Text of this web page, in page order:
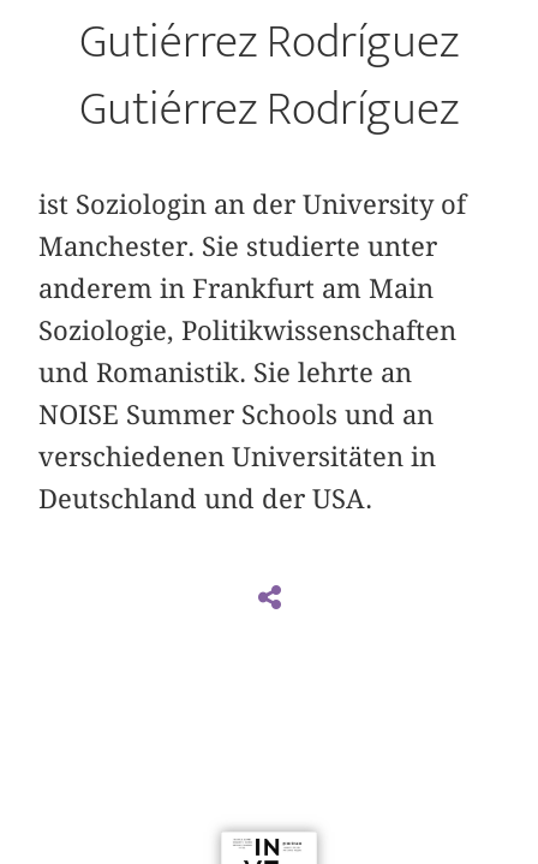
Gutiérrez Rodríguez
Gutiérrez Rodríguez
ist Soziologin an der University of
Manchester. Sie studierte unter
anderem in Frankfurt am Main
Soziologie, Politikwissenschaften
und Romanistik. Sie lehrte an
NOISE Summer Schools und an
verschiedenen Universitäten in
Deutschland und der USA.